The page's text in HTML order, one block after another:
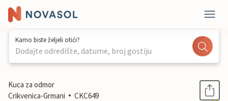
Kamo biste željeli otići?
Dodajte odredište, datume, broj gostiju
1 / 54
Kuca za odmor
Crikvenica-Grmani
CKC649